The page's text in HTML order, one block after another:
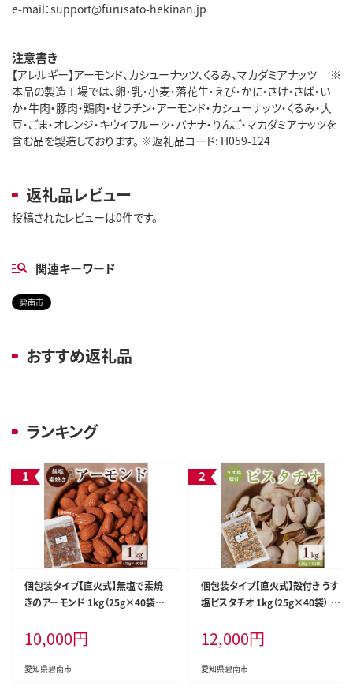
e-mail：support@furusato-hekinan.jp
注意書き
【アレルギー】アーモンド、カシューナッツ、くるみ、マカダミアナッツ ※
本品の製造工場では、卵・乳・小麦・落花生・えび・かに・さけ・さば・い
か・牛肉・豚肉・鶏肉・ゼラチン・アーモンド・カシューナッツ・くるみ・大
豆・ごま・オレンジ・キウイフルーツ・バナナ・りんご・マカダミアナッツを
含む品を製造しております。 ※返礼品コード: H059-124
返礼品レビュー
投稿されたレビューは0件です。
関連キーワード
碧南市
おすすめ返礼品
ランキング
個包装タイプ【直火式】無塩で素焼
きのアーモンド 1kg（25g×40袋）
ッツ 小袋 ロカボ SUCRENUTS H0
59-116
10,000円
愛知県碧南市
個包装タイプ【直火式】殻付き うす
塩ピスタチオ 1kg（25g×40袋） 個
UTS H059-148
12,000円
愛知県碧南市